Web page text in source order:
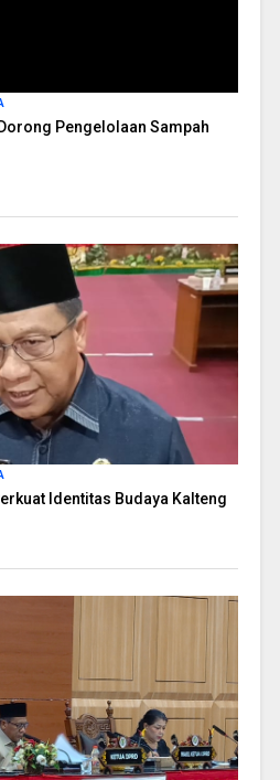
Pengelolaan Sampah
Identitas Budaya Kalteng